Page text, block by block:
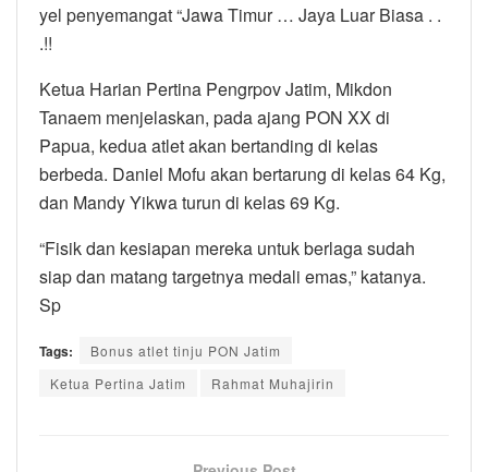
yel penyemangat “Jawa Timur … Jaya Luar Biasa . .
.!!
Ketua Harian Pertina Pengrpov Jatim, Mikdon
Tanaem menjelaskan, pada ajang PON XX di
Papua, kedua atlet akan bertanding di kelas
berbeda. Daniel Mofu akan bertarung di kelas 64 Kg,
dan Mandy Yikwa turun di kelas 69 Kg.
“Fisik dan kesiapan mereka untuk berlaga sudah
siap dan matang targetnya medali emas,” katanya.
Sp
Tags:
Bonus atlet tinju PON Jatim
Ketua Pertina Jatim
Rahmat Muhajirin